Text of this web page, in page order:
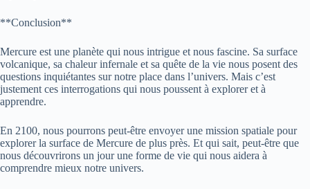
**Conclusion**
Mercure est une planète qui nous intrigue et nous fascine. Sa surface
volcanique, sa chaleur infernale et sa quête de la vie nous posent des
questions inquiétantes sur notre place dans l’univers. Mais c’est
justement ces interrogations qui nous poussent à explorer et à
apprendre.
En 2100, nous pourrons peut-être envoyer une mission spatiale pour
explorer la surface de Mercure de plus près. Et qui sait, peut-être que
nous découvrirons un jour une forme de vie qui nous aidera à
comprendre mieux notre univers.